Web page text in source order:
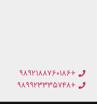
+۹۸۹۲۱۸۸۷۶۰۱۸۶
+۹۸۹۹۲۳۳۳۵۷۴۸